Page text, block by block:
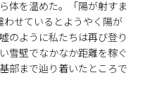
体を温めた。「陽が射すま
せているとようやく陽が
のように私たちは再び登り
雪壁でなかなか距離を稼ぐ
部まで辿り着いたところで